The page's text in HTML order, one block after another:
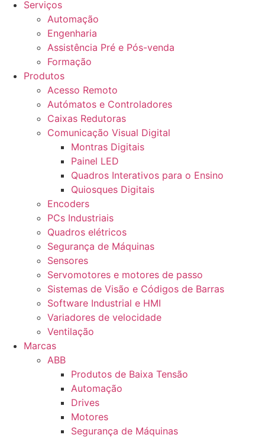
Serviços
Automação
Engenharia
Assistência Pré e Pós-venda
Formação
Produtos
Acesso Remoto
Autómatos e Controladores
Caixas Redutoras
Comunicação Visual Digital
Montras Digitais
Painel LED
Quadros Interativos para o Ensino
Quiosques Digitais
Encoders
PCs Industriais
Quadros elétricos
Segurança de Máquinas
Sensores
Servomotores e motores de passo
Sistemas de Visão e Códigos de Barras
Software Industrial e HMI
Variadores de velocidade
Ventilação
Marcas
ABB
Produtos de Baixa Tensão
Automação
Drives
Motores
Segurança de Máquinas